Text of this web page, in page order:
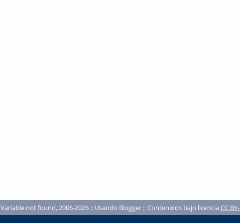
Variable not found, 2006-2026 :: Usando Blogger :: Contenidos bajo licencia CC